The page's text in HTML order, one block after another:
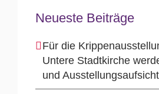
Neueste Beiträge
Für die
Untere Stadtkirche
und